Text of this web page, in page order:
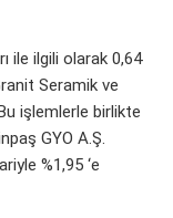
ile ilgili olarak 0,64
Seramik ve
işlemlerle birlikte
GYO A.Ş.
%1,95 ‘e